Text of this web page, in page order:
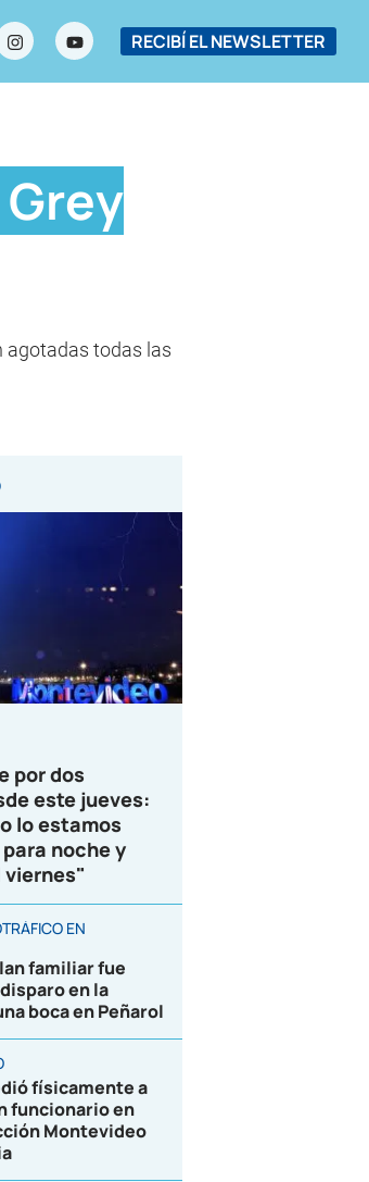
RECIBÍ EL NEWSLETTER
agotadas todas las
por dos
este jueves:
lo estamos
noche y
viernes"
EN
familiar fue
en la
boca en Peñarol
físicamente a
funcionario en
Montevideo